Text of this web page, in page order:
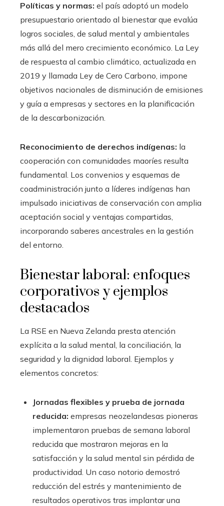
Políticas y normas: el país adoptó un modelo
presupuestario orientado al bienestar que evalúa
logros sociales, de salud mental y ambientales
más allá del mero crecimiento económico. La Ley
de respuesta al cambio climático, actualizada en
2019 y llamada Ley de Cero Carbono, impone
objetivos nacionales de disminución de emisiones
y guía a empresas y sectores en la planificación
de la descarbonización.
Reconocimiento de derechos indígenas: la
cooperación con comunidades maoríes resulta
fundamental. Los convenios y esquemas de
coadministración junto a líderes indígenas han
impulsado iniciativas de conservación con amplia
aceptación social y ventajas compartidas,
incorporando saberes ancestrales en la gestión
del entorno.
Bienestar laboral: enfoques
corporativos y ejemplos
destacados
La RSE en Nueva Zelanda presta atención
explícita a la salud mental, la conciliación, la
seguridad y la dignidad laboral. Ejemplos y
elementos concretos:
Jornadas flexibles y prueba de jornada
reducida: empresas neozelandesas pioneras
implementaron pruebas de semana laboral
reducida que mostraron mejoras en la
satisfacción y la salud mental sin pérdida de
productividad. Un caso notorio demostró
reducción del estrés y mantenimiento de
resultados operativos tras implantar una